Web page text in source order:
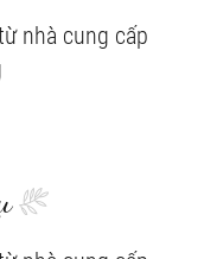
nhà cung cấp